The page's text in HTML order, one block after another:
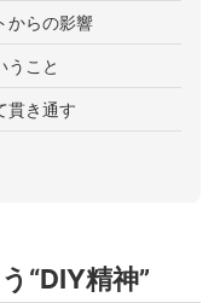
からの影響
うこと
貫き通す
“DIY精神”